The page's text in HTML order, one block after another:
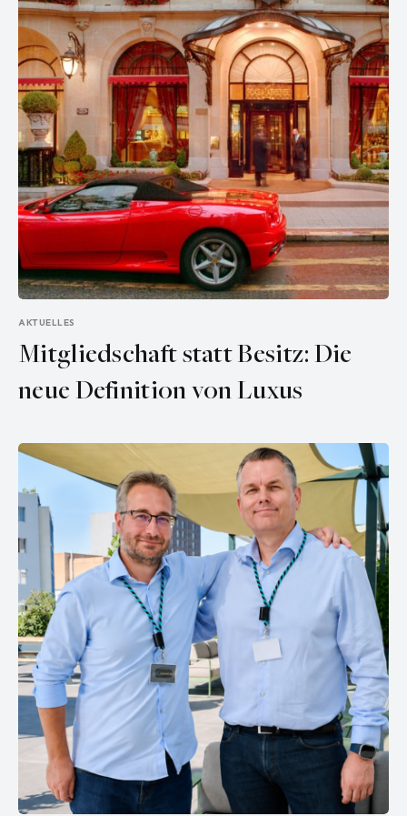
AKTUELLES
Mitgliedschaft statt Besitz: Die
neue Definition von Luxus